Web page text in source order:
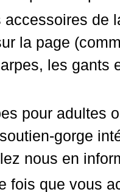
accessoires de
la page
les gants
pour adultes
gorge
nous en
fois que vous